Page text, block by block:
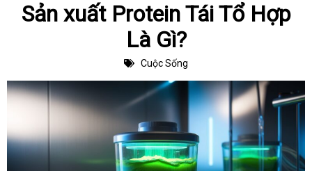
Sản xuất Protein Tái Tổ Hợp
Là Gì?
Cuộc Sống